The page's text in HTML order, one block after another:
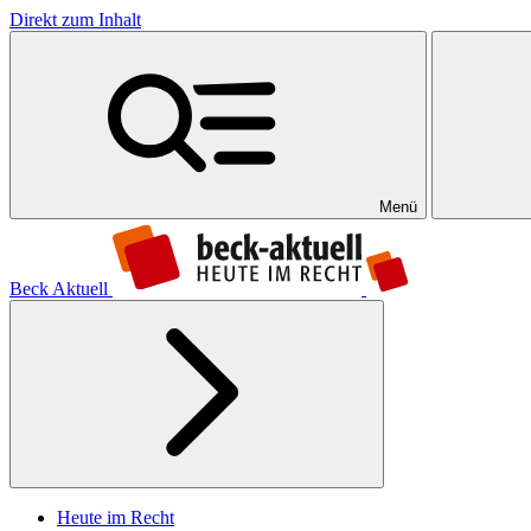
Direkt zum Inhalt
Menü
Beck Aktuell
Heute im Recht